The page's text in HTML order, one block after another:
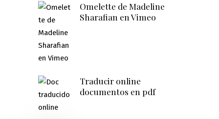
Omelette de Madeline
Sharafian en Vimeo
Traducir online
documentos en pdf